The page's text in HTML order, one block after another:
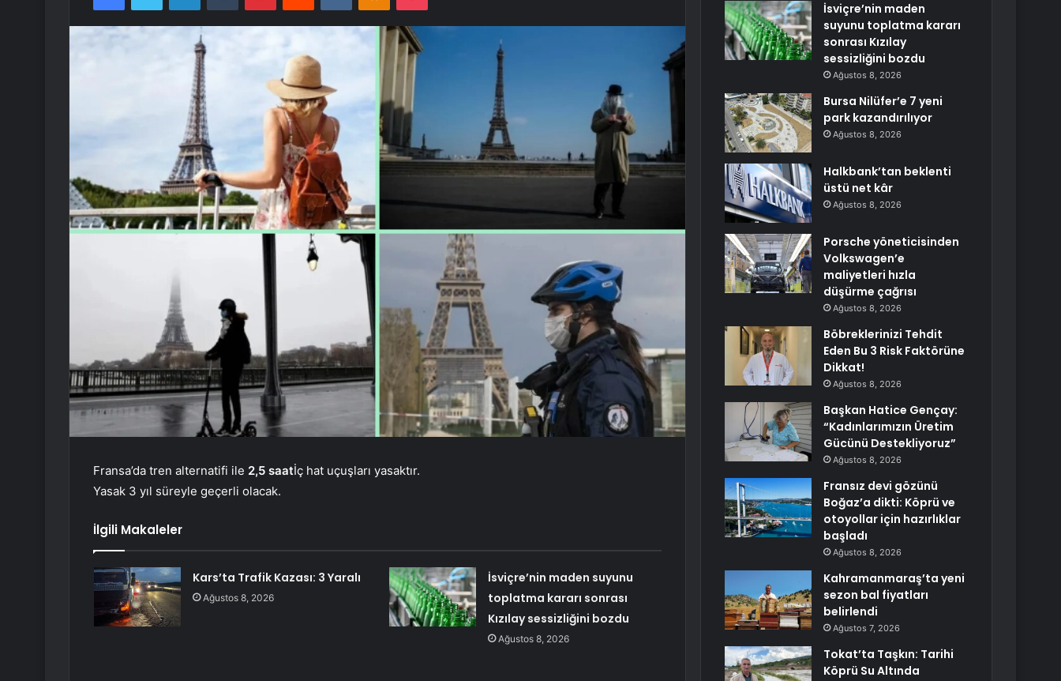
Fransa’da tren alternatifi ile 2,5 saatİç hat uçuşları yasaktır.
Yasak 3 yıl süreyle geçerli olacak.
İlgili Makaleler
Kars’ta Trafik Kazası: 3 Yaralı
Ağustos 8, 2026
İsviçre’nin maden suyunu
toplatma kararı sonrası
Kızılay sessizliğini bozdu
Ağustos 8, 2026
İsviçre’nin maden
suyunu toplatma kararı
sonrası Kızılay
sessizliğini bozdu
Ağustos 8, 2026
Bursa Nilüfer’e 7 yeni
park kazandırılıyor
Ağustos 8, 2026
Halkbank’tan beklenti
üstü net kâr
Ağustos 8, 2026
Porsche yöneticisinden
Volkswagen’e
maliyetleri hızla
düşürme çağrısı
Ağustos 8, 2026
Böbreklerinizi Tehdit
Eden Bu 3 Risk Faktörüne
Dikkat!
Ağustos 8, 2026
Başkan Hatice Gençay:
“Kadınlarımızın Üretim
Gücünü Destekliyoruz”
Ağustos 8, 2026
Fransız devi gözünü
Boğaz’a dikti: Köprü ve
otoyollar için hazırlıklar
başladı
Ağustos 8, 2026
Kahramanmaraş’ta yeni
sezon bal fiyatları
belirlendi
Ağustos 7, 2026
Tokat’ta Taşkın: Tarihi
Köprü Su Altında